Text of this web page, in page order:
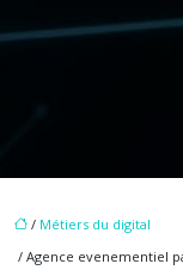
/ Métiers du digital
/ Agence evenementiel